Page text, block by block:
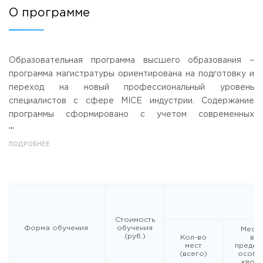
Приемная комиссия
О программе
Образовательная программа высшего образования –
программа магистратуры ориентирована на подготовку и
переход на новый профессиональный уровень
специалистов с сфере MICE индустрии. Содержание
программы сформировано с учетом современных
стратегических решений в области развития делового
туризма, «индустрии встреч», конгрессно-выставочной
числе проектных и креативных, управленческих
- дисциплины, раскрывающие специальные вопросы
ПОДРОБНЕЕ
Форма обучения
Стоимость
обучения
(руб.)
Кол-во
мест
(всего)
Места
в